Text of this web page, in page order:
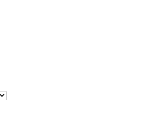
việc bảo quản chất lượng thực phẩm và
và tiện dụng, mà còn
hành cùng doanh nghiệp trên hành trình xanh